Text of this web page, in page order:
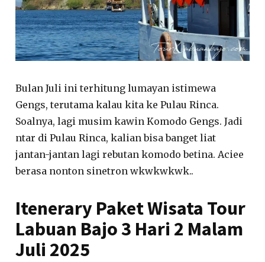
Bulan Juli ini terhitung lumayan istimewa
Gengs, terutama kalau kita ke Pulau Rinca.
Soalnya, lagi musim kawin Komodo Gengs. Jadi
ntar di Pulau Rinca, kalian bisa banget liat
jantan-jantan lagi rebutan komodo betina. Aciee
berasa nonton sinetron wkwkwkwk..
Itenerary Paket Wisata Tour
Labuan Bajo 3 Hari 2 Malam
Juli 2025